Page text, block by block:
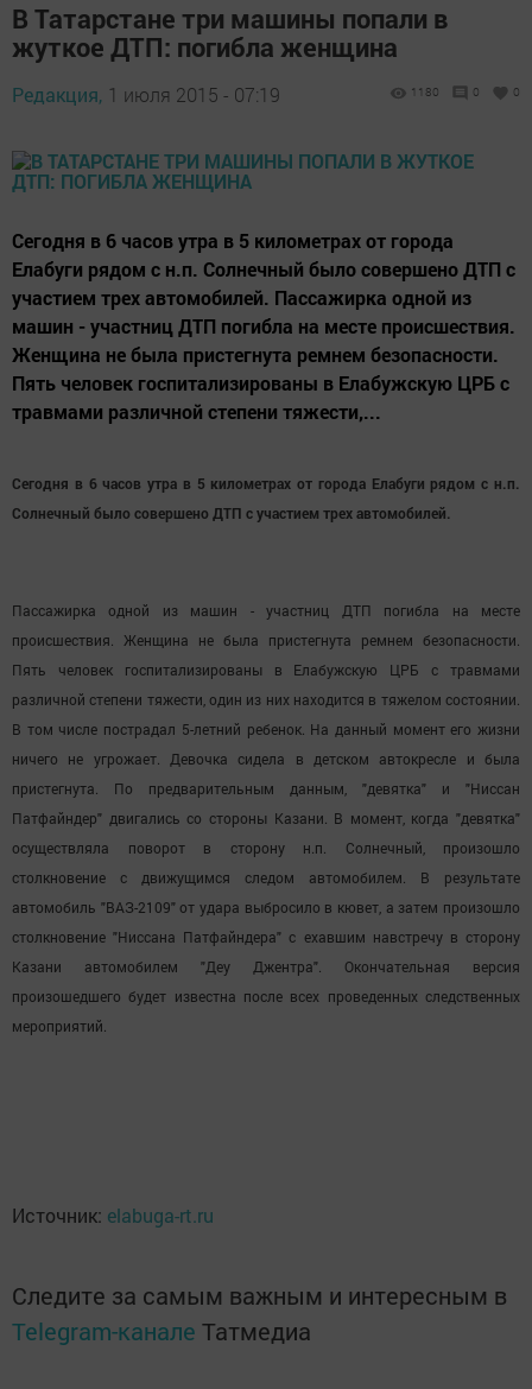
В Татарстане три машины попали в
жуткое ДТП: погибла женщина
Редакция, 1 июля 2015 - 07:19 1180 0 0
Сегодня в 6 часов утра в 5 километрах от города
Елабуги рядом с н.п. Солнечный было совершено ДТП с
участием трех автомобилей. Пассажирка одной из
машин - участниц ДТП погибла на месте происшествия.
Женщина не была пристегнута ремнем безопасности.
Пять человек госпитализированы в Елабужскую ЦРБ с
травмами различной степени тяжести,...
Сегодня в 6 часов утра в 5 километрах от города Елабуги рядом с н.п.
Солнечный было совершено ДТП с участием трех автомобилей.
Пассажирка одной из машин - участниц ДТП погибла на месте
происшествия. Женщина не была пристегнута ремнем безопасности.
Пять человек госпитализированы в Елабужскую ЦРБ с травмами
различной степени тяжести, один из них находится в тяжелом состоянии.
В том числе пострадал 5-летний ребенок. На данный момент его жизни
ничего не угрожает. Девочка сидела в детском автокресле и была
пристегнута. По предварительным данным, "девятка" и "Ниссан
Патфайндер" двигались со стороны Казани. В момент, когда "девятка"
осуществляла поворот в сторону н.п. Солнечный, произошло
столкновение с движущимся следом автомобилем. В результате
автомобиль "ВАЗ-2109" от удара выбросило в кювет, а затем произошло
столкновение "Ниссана Патфайндера" с ехавшим навстречу в сторону
Казани автомобилем "Деу Джентра". Окончательная версия
произошедшего будет известна после всех проведенных следственных
мероприятий.
Источник: elabuga-rt.ru
Следите за самым важным и интересным в
Telegram-канале Татмедиа